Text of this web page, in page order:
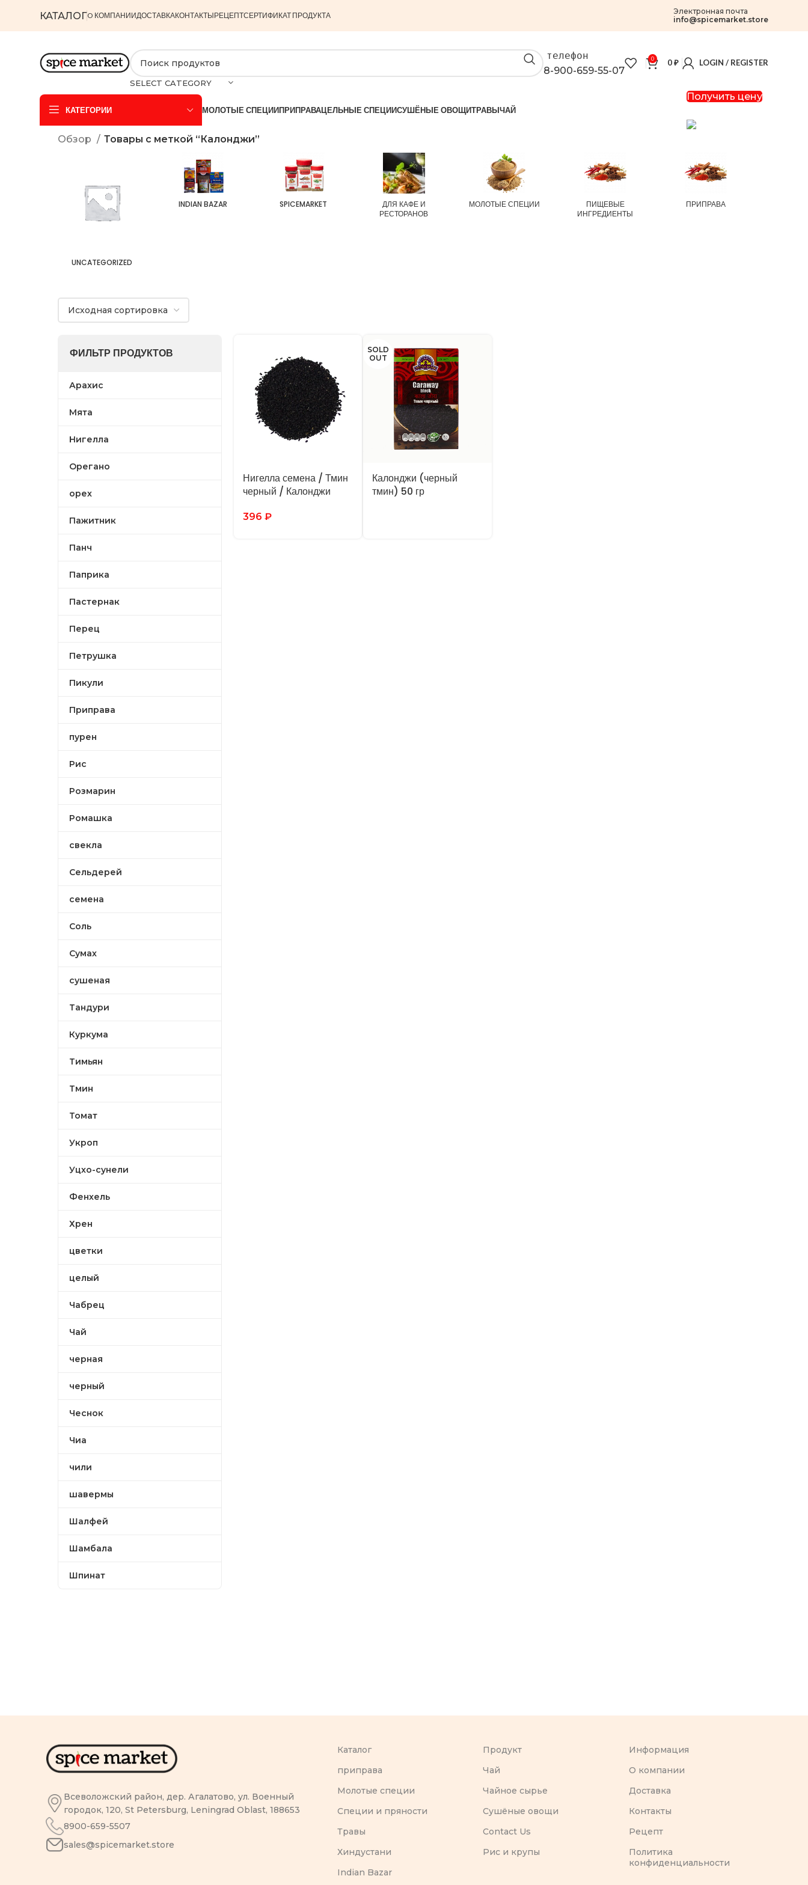
КАТАЛОГO КОМПАНИИДОСТАВКАКОНТАКТЫРЕЦЕПТСЕРТИФИКАТ ПРОДУКТА
Электронная почта
info@spicemarket.store
SELECT CATEGORY
телефон
8-900-659-55-07
0 0₽ LOGIN / REGISTER
КАТЕГОРИИ МОЛОТЫЕ СПЕЦИИПРИПРАВАЦЕЛЬНЫЕ СПЕЦИИСУШЁНЫЕ ОВОЩИТРАВЫЧАЙ
Получить цену
Обзор Товары с меткой “Калонджи”
UNCATEGORIZED
INDIAN BAZAR SPICEMARKET
ДЛЯ КАФЕ И
РЕСТОРАНОВ
МОЛОТЫЕ СПЕЦИИ
ПИЩЕВЫЕ
ИНГРЕДИЕНТЫ
ПРИПРАВА
ФИЛЬТР ПРОДУКТОВ
Арахис
Мята
Нигелла
Орегано
орех
Пажитник
Панч
Паприка
Пастернак
Перец
Петрушка
Пикули
Приправа
пурен
Рис
Розмарин
Ромашка
свекла
Сельдерей
семена
Соль
Сумах
сушеная
Тандури
Куркума
Тимьян
Тмин
Томат
Укроп
Уцхо-сунели
Фенхель
Хрен
цветки
целый
Чабрец
Чай
черная
черный
Чеснок
Чиа
чили
шавермы
Шалфей
Шамбала
Шпинат
Нигелла семена / Тмин
черный / Калонджи
396 ₽
SOLD
OUT
Калонджи (черный
тмин) 50 гр
Всеволожский район, дер. Агалатово, ул. Военный
городок, 120, St Petersburg, Leningrad Oblast, 188653
8900-659-5507
sales@spicemarket.store
Каталог
приправа
Молотые специи
Специи и пряности
Травы
Хиндустани
Indian Bazar
Продукт
Чай
Чайное сырье
Сушёные овощи
Contact Us
Рис и крупы
Информация
O компании
Доставка
Контакты
Рецепт
Политика
конфиденциальности